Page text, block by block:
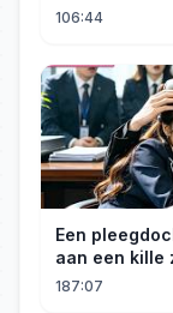
富老爺的腿疾
106:44
Een
aan een kille
wordt verliefd
187:07